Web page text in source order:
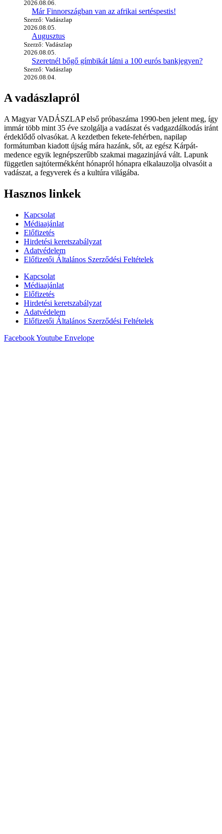
2026.08.06.
Már Finnországban van az afrikai sertéspestis!
Szerző: Vadászlap
2026.08.05.
Augusztus
Szerző: Vadászlap
2026.08.05.
Szeretnél bőgő gímbikát látni a 100 eurós bankjegyen?
Szerző: Vadászlap
2026.08.04.
A vadászlapról
A Magyar VADÁSZLAP első próbaszáma 1990-ben jelent meg, így
immár több mint 35 éve szolgálja a vadászat és vadgazdálkodás iránt
érdeklődő olvasókat. A kezdetben fekete-fehérben, napilap
formátumban kiadott újság mára hazánk, sőt, az egész Kárpát-
medence egyik legnépszerűbb szakmai magazinjává vált. Lapunk
független sajtótermékként hónapról hónapra elkalauzolja olvasóit a
vadászat, a fegyverek és a kultúra világába.
Hasznos linkek
Kapcsolat
Médiaajánlat
Előfizetés
Hirdetési keretszabályzat
Adatvédelem
Előfizetői Általános Szerződési Feltételek
Kapcsolat
Médiaajánlat
Előfizetés
Hirdetési keretszabályzat
Adatvédelem
Előfizetői Általános Szerződési Feltételek
FacebookYoutube Envelope